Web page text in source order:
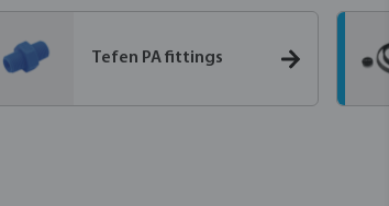
Tefen PA fittings